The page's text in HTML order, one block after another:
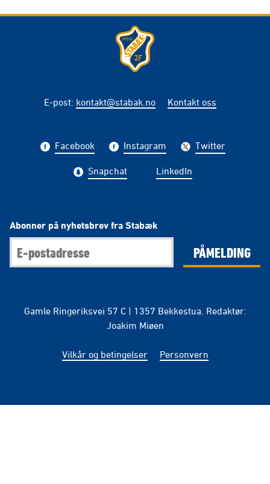
E-post: kontakt@stabak.no Kontakt oss
Facebook Instagram Twitter
Snapchat LinkedIn
Abonner på nyhetsbrev fra Stabæk
PÅMELDING
Gamle Ringeriksvei 57 C | 1357 Bekkestua. Redaktør:
Joakim Miøen
Vilkår og betingelser Personvern